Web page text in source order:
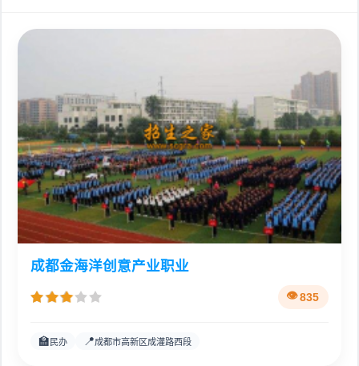
成都金海洋创意产业职业
835
🏫 民办 📍成都市高新区成灌路西段